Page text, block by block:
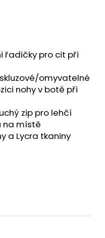
řadičky pro cit při
omyvatelné
nohy v botě při
zip pro lehčí
na místě
a Lycra tkaniny